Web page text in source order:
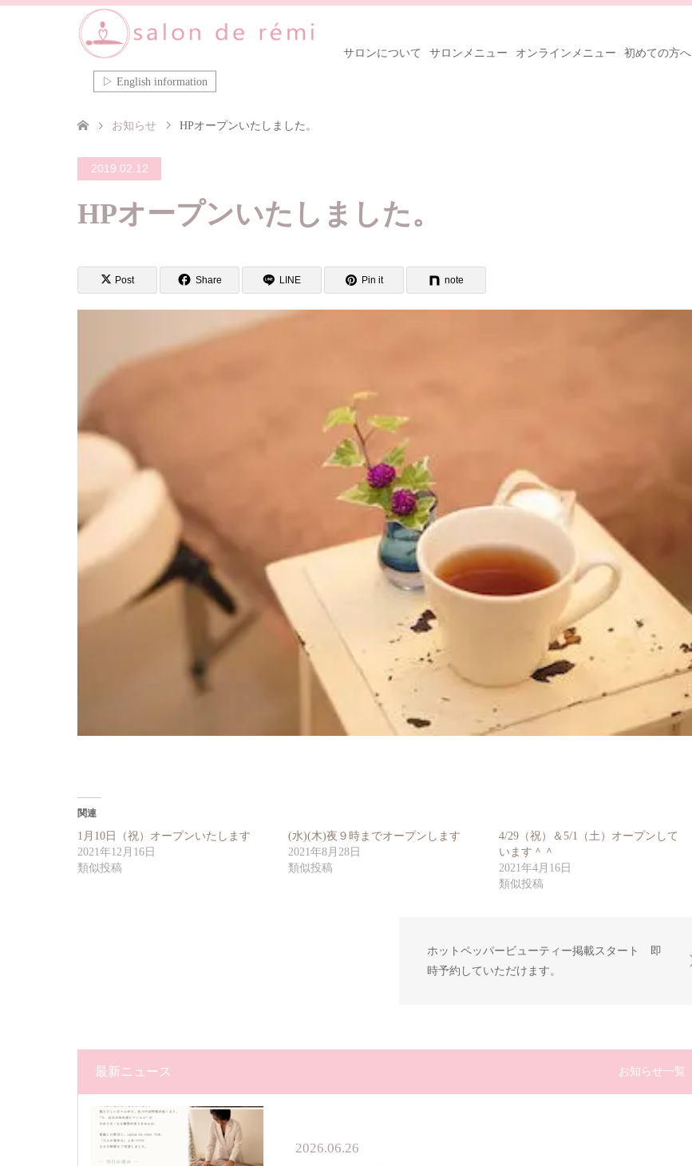
▷ English information
サロンについて サロンメニュー オンラインメニュー 初めての方へ
お知らせ HPオープンいたしました。
2019.02.12
HPオープンいたしました。
Post Share LINE Pin it note
関連
1月10日（祝）オープンいたします
2021年12月16日
類似投稿
(水)(木)夜９時までオープンします
2021年8月28日
類似投稿
4/29（祝）＆5/1（土）オープンして
います＾＾
2021年4月16日
類似投稿
ホットペッパービューティー掲載スタート 即
時予約していただけます。
最新ニュース お知らせ一覧
2026.06.26